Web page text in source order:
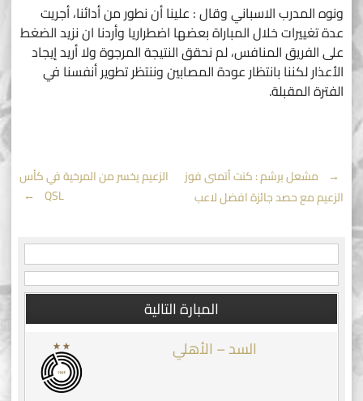
ونوه المدرب الاسباني وقال : علينا أن نطور من أدائنا، أجريت
عدة تغييرات خلال المباراة بعضها اضطراريا وأردنا ان نزيد الضغط
على الفريق المنافس، لم نحقق النتيجة المرجوة ولا أريد إيجاد
الأعذار لكننا بانتظار عودة المصابين وننتظر تطوير أنفسنا في
الفترة المقبلة.
Post
navigation
←
مشعل برشم : كنت أتمنى فوز
الزعيم مع حصد جائزة افضل لاعب
الزعيم يخسر من المرخية في كأس
QSL
→
المبارة التالية
السد – الأهلي